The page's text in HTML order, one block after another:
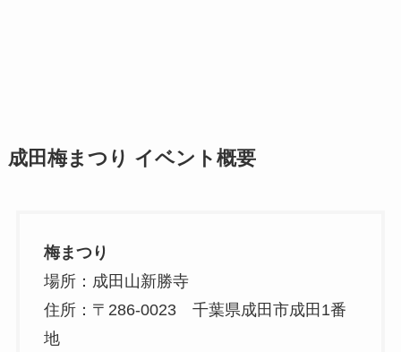
成田梅まつり イベント概要
梅まつり
場所：成田山新勝寺
住所：〒286-0023 千葉県成田市成田1番
地